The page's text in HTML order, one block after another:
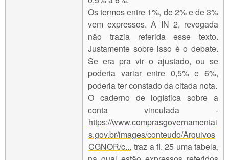
Os termos entre 1%, de 2% e de 3%
vem expressos. A IN 2, revogada
não trazia referida esse texto.
Justamente sobre isso é o debate.
Se era pra vir o ajustado, ou se
poderia variar entre 0,5% e 6%,
poderia ter constado da citada nota.
O caderno de logística sobre a
conta vinculada -
https://www.comprasgovernamentai
s.gov.br/images/conteudo/Arquivos
CGNOR/c... traz a fl. 25 uma tabela,